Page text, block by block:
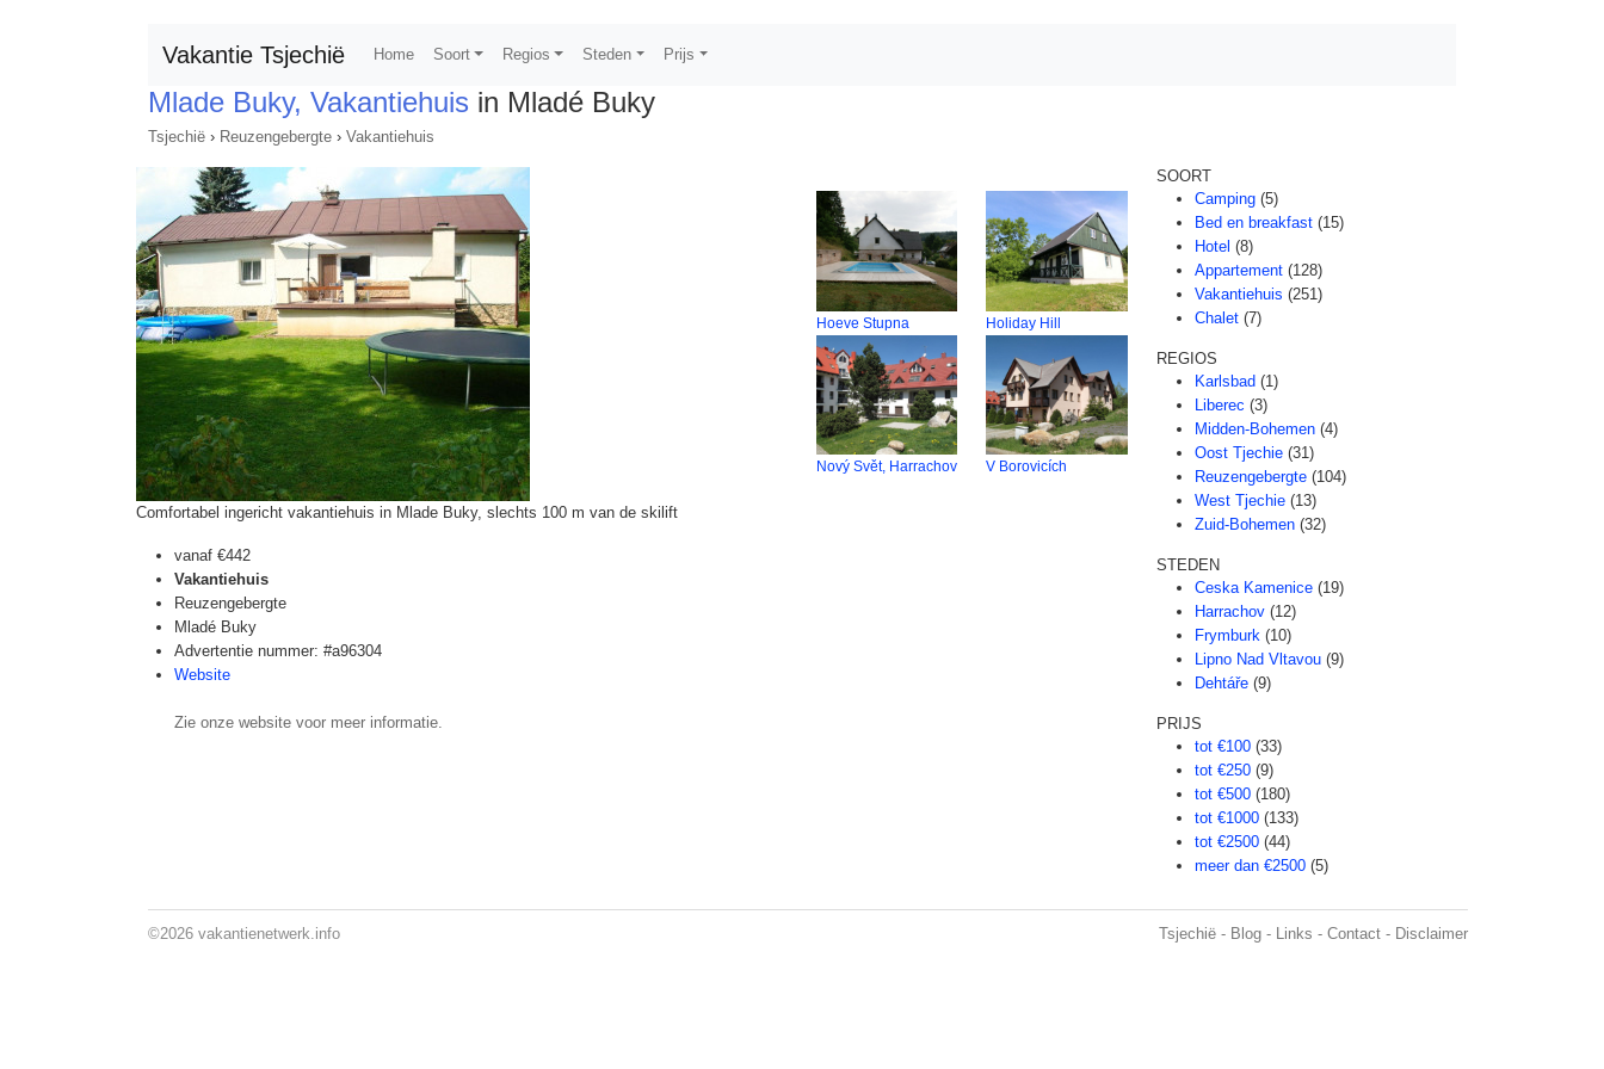
Vakantie Tsjechië Home Soort Regios Steden Prijs
Mlade Buky, Vakantiehuis in Mladé Buky
Tsjechië › Reuzengebergte › Vakantiehuis
Comfortabel ingericht vakantiehuis in Mlade Buky, slechts 100 m van de skilift
vanaf €442
Vakantiehuis
Reuzengebergte
Mladé Buky
Advertentie nummer: #a96304
Website
Zie onze website voor meer informatie.
Hoeve Stupna Holiday Hill
Nový Svět, Harrachov V Borovicích
SOORT
Camping (5)
Bed en breakfast (15)
Hotel (8)
Appartement (128)
Vakantiehuis (251)
Chalet (7)
REGIOS
Karlsbad (1)
Liberec (3)
Midden-Bohemen (4)
Oost Tjechie (31)
Reuzengebergte (104)
West Tjechie (13)
Zuid-Bohemen (32)
STEDEN
Ceska Kamenice (19)
Harrachov (12)
Frymburk (10)
Lipno Nad Vltavou (9)
Dehtáře (9)
PRIJS
tot €100 (33)
tot €250 (9)
tot €500 (180)
tot €1000 (133)
tot €2500 (44)
meer dan €2500 (5)
©2026 vakantienetwerk.info Tsjechië - Blog - Links - Contact - Disclaimer